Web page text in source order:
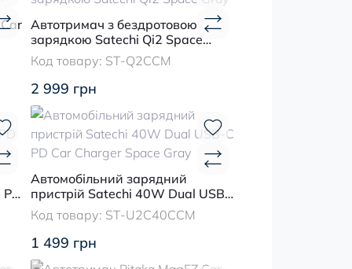
Автотримач з бездротовою
зарядкою Satechi Qi2 Space
Gray
Код товару: ST-Q2CCM
2 999 грн
Автомобільний зарядний
пристрій Satechi 40W Dual USB-
C PD Car Charger Space Gray
Код товару: ST-U2C40CCM
1 499 грн